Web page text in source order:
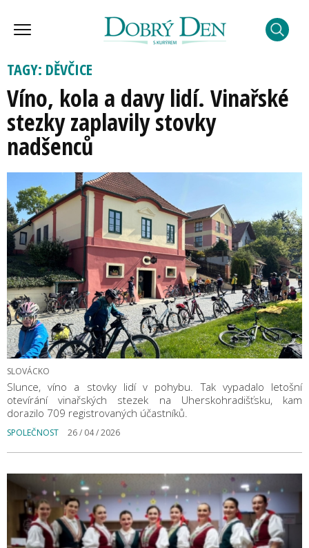
TAGY: DĚVČICE
Víno, kola a davy lidí. Vinařské
stezky zaplavily stovky
nadšenců
SLOVÁCKO
Slunce, víno a stovky lidí v pohybu. Tak vypadalo letošní
otevírání vinařských stezek na Uherskohradišťsku, kam
dorazilo 709 registrovaných účastníků.
SPOLEČNOST 26 / 04 / 2026